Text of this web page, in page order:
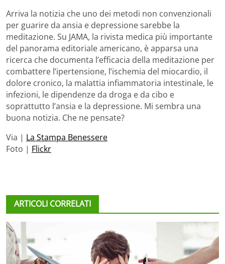
Arriva la notizia che uno dei metodi non convenzionali
per guarire da ansia e depressione sarebbe la
meditazione. Su JAMA, la rivista medica più importante
del panorama editoriale americano, è apparsa una
ricerca che documenta l’efficacia della meditazione per
combattere l’ipertensione, l’ischemia del miocardio, il
dolore cronico, la malattia infiammatoria intestinale, le
infezioni, le dipendenze da droga e da cibo e
soprattutto l’ansia e la depressione. Mi sembra una
buona notizia. Che ne pensate?
Via | La Stampa Benessere
Foto | Flickr
ARTICOLI CORRELATI